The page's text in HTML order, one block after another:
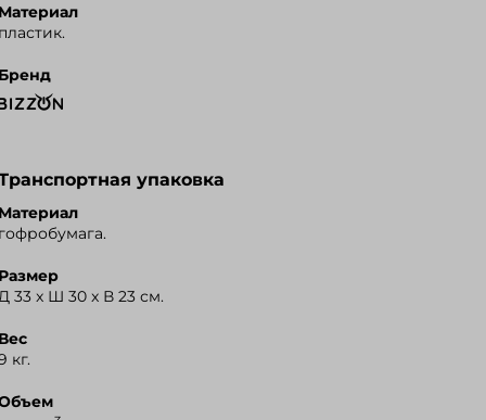
упаковка
33 x Ш 30 x В 23 см.
кг.